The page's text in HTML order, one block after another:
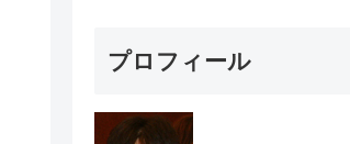
プロフィール